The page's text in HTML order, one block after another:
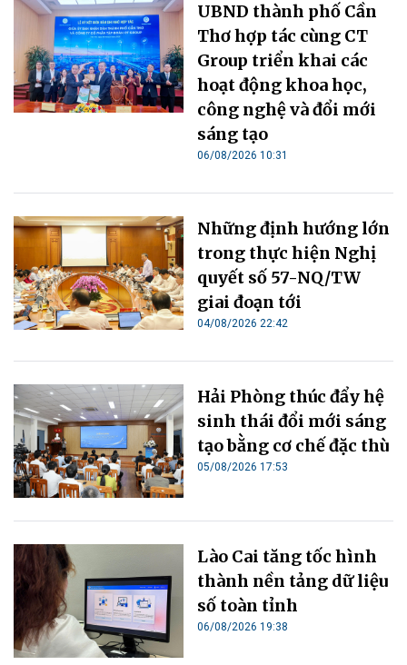
UBND thành phố Cần
Thơ hợp tác cùng CT
Group triển khai các
hoạt động khoa học,
công nghệ và đổi mới
sáng tạo
06/08/2026 10:31
Những định hướng lớn
trong thực hiện Nghị
quyết số 57-NQ/TW
giai đoạn tới
04/08/2026 22:42
Hải Phòng thúc đẩy hệ
sinh thái đổi mới sáng
tạo bằng cơ chế đặc thù
05/08/2026 17:53
Lào Cai tăng tốc hình
thành nền tảng dữ liệu
số toàn tỉnh
06/08/2026 19:38